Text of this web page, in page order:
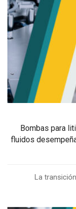
Bombas para
fluidos
La